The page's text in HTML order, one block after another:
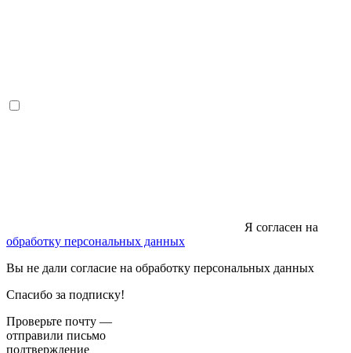
Я согласен на
обработку персональных данных
Вы не дали согласие на обработку персональных данных
Спасибо за подписку!
Проверьте почту —
отправили письмо
подтверждение